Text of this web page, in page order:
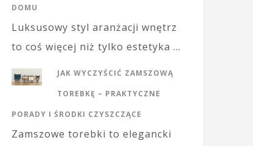
DOMU
Luksusowy styl aranżacji wnętrz
to coś więcej niż tylko estetyka …
JAK WYCZYŚCIĆ ZAMSZOWĄ
TOREBKĘ – PRAKTYCZNE
PORADY I ŚRODKI CZYSZCZĄCE
Zamszowe torebki to elegancki